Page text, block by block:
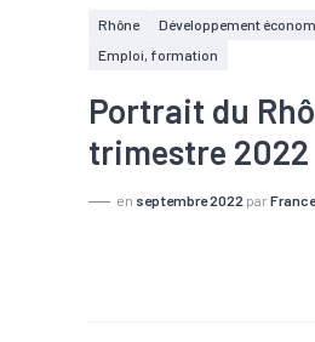
Rhône
Développement
Emploi, formation
Portrait du
trimestre 2022
en septembre 2022 par